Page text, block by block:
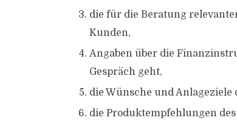
die für die Beratung
Kunden,
Angaben über die
Gespräch geht,
die Wünsche und
die Produktempfehlungen